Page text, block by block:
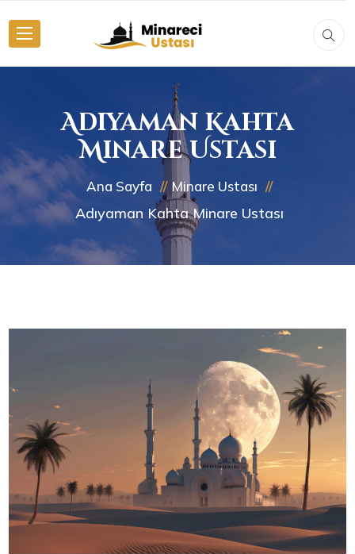
Adıyaman Kahta
Minare Ustası
Ana Sayfa Minare Ustası
Adıyaman Kahta Minare Ustası